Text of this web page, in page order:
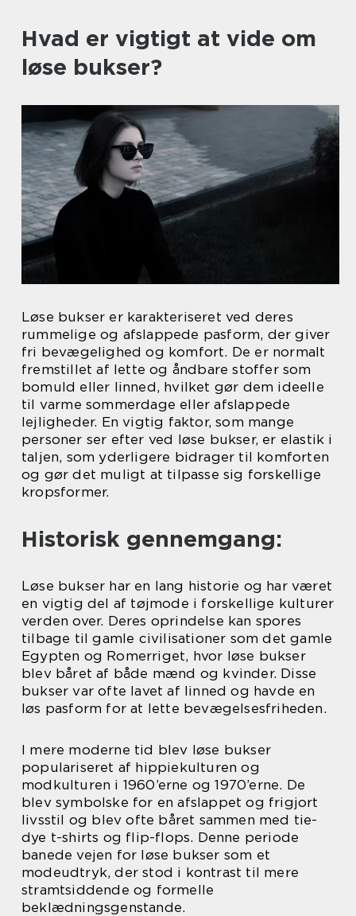
Hvad er vigtigt at vide om
løse bukser?
Løse bukser er karakteriseret ved deres
rummelige og afslappede pasform, der giver
fri bevægelighed og komfort. De er normalt
fremstillet af lette og åndbare stoffer som
bomuld eller linned, hvilket gør dem ideelle
til varme sommerdage eller afslappede
lejligheder. En vigtig faktor, som mange
personer ser efter ved løse bukser, er elastik i
taljen, som yderligere bidrager til komforten
og gør det muligt at tilpasse sig forskellige
kropsformer.
Historisk gennemgang:
Løse bukser har en lang historie og har været
en vigtig del af tøjmode i forskellige kulturer
verden over. Deres oprindelse kan spores
tilbage til gamle civilisationer som det gamle
Egypten og Romerriget, hvor løse bukser
blev båret af både mænd og kvinder. Disse
bukser var ofte lavet af linned og havde en
løs pasform for at lette bevægelsesfriheden.
I mere moderne tid blev løse bukser
populariseret af hippiekulturen og
modkulturen i 1960’erne og 1970’erne. De
blev symbolske for en afslappet og frigjort
livsstil og blev ofte båret sammen med tie-
dye t-shirts og flip-flops. Denne periode
banede vejen for løse bukser som et
modeudtryk, der stod i kontrast til mere
stramtsiddende og formelle
beklædningsgenstande.